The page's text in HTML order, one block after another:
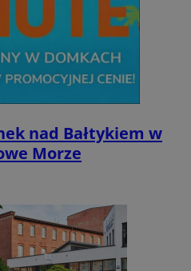
nad Bałtykiem w
Morze